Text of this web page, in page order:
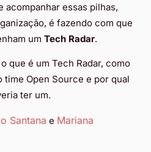
acompanhar essas pilhas,
é fazendo com que
um Tech Radar.
que é um Tech Radar, como
time Open Source e por qual
ter um.
Santana e Mariana